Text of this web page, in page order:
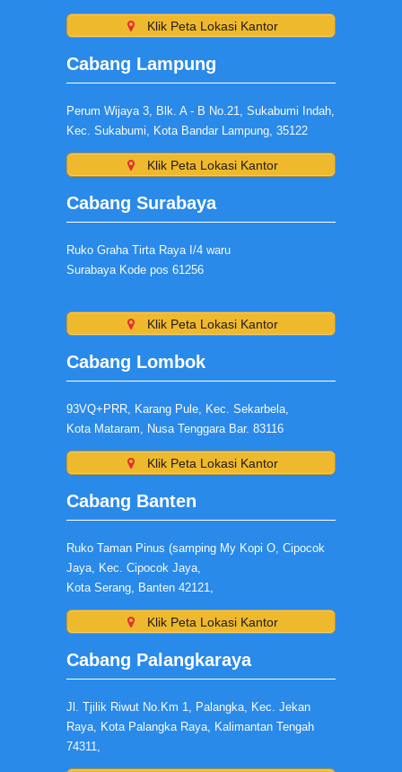
Klik Peta Lokasi Kantor
Cabang Lampung
Perum Wijaya 3, Blk. A - B No.21, Sukabumi Indah,
Kec. Sukabumi, Kota Bandar Lampung, 35122
Klik Peta Lokasi Kantor
Cabang Surabaya
Ruko Graha Tirta Raya I/4 waru
Surabaya Kode pos 61256
Klik Peta Lokasi Kantor
Cabang Lombok
93VQ+PRR, Karang Pule, Kec. Sekarbela,
Kota Mataram, Nusa Tenggara Bar. 83116
Klik Peta Lokasi Kantor
Cabang Banten
Ruko Taman Pinus (samping My Kopi O, Cipocok
Jaya, Kec. Cipocok Jaya,
Kota Serang, Banten 42121,
Klik Peta Lokasi Kantor
Cabang Palangkaraya
Jl. Tjilik Riwut No.Km 1, Palangka, Kec. Jekan
Raya, Kota Palangka Raya, Kalimantan Tengah
74311,